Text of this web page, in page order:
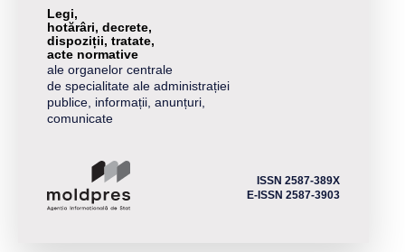
Legi,
hotărâri, decrete,
dispoziții, tratate,
acte normative
ale organelor centrale
de specialitate ale administrației
publice, informații, anunțuri,
comunicate
ISSN 2587-389X
E-ISSN 2587-3903